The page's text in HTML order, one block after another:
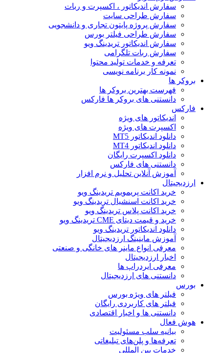
سفارش اندیکاتور ، اکسپرت و ربات
سفارش طراحی سایت
سفارش پروژه پایتون تجاری و دانشجویی
سفارش طراحی فیلتر بورس
سفارش اندیکاتور تریدینگ ویو
سفارش ربات تلگرامی
تعرفه و خدمات تولید محتوا
نمونه کار برنامه نویسی
بروکر ها
فهرست بهترین بروکر ها
دانستنی های بروکر ها فارکس
فارکس
اندیکاتور های ویژه
اکسپرت های ویژه
دانلود اندیکاتور MT5
دانلود اندیکاتور MT4
دانلود اکسپرت رایگان
دانستنی های فارکس
آموزش آنلاین تحلیل و نرم افزار
ارزدیجیتال
خرید اکانت پریمویم تریدینگ ویو
خرید اکانت اسنشیال تریدینگ ویو
خرید اکانت پلاس تریدینگ ویو
خرید و قیمت دیتای CME تریدینگ ویو
دانلود اندیکاتور تریدینگ ویو
آموزش ماینینگ ارزدیجیتال
معرفی انواع ماینر های خانگی و صنعتی
اخبار ارزدیجیتال
معرفی ایردراپ ها
دانستنی های ارزدیجیتال
بورس
فیلتر های ویژه بورس
فیلتر های کاربردی رایگان
دانستنی ها و اخبار اقتصادی
هوش فعال
بیانیه سلب مسئولیت
تعرفه‌ها و پلن‌های تبلیغاتی
خدمات بین المللی